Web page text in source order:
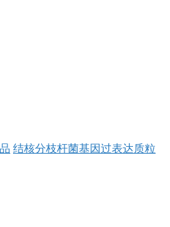
结核分枝杆菌基因过表达质粒